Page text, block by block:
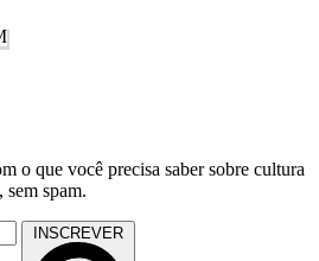
o que você precisa saber sobre cultura
spam.
INSCREVER